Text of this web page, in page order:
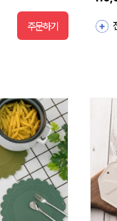
주문하기